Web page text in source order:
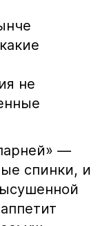
не
—
спинки, и